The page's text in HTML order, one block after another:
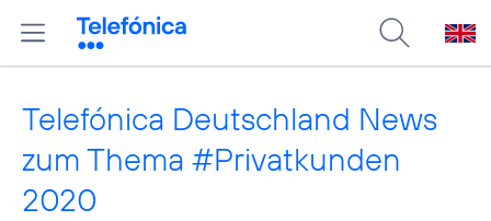
Telefónica Deutschland News
zum Thema #Privatkunden
2020